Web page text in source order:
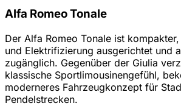
Alfa Romeo Tonale
Der Alfa Romeo Tonale ist
und Elektrifizierung ausgerichtet und
zugänglich. Gegenüber der Giulia
klassische Sportlimousinengefühl,
moderneres Fahrzeugkonzept für
Pendelstrecken.